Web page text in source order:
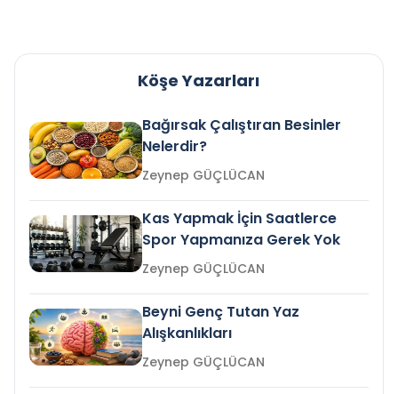
Köşe Yazarları
Bağırsak Çalıştıran Besinler
Nelerdir?
Zeynep GÜÇLÜCAN
Kas Yapmak İçin Saatlerce
Spor Yapmanıza Gerek Yok
Zeynep GÜÇLÜCAN
Beyni Genç Tutan Yaz
Alışkanlıkları
Zeynep GÜÇLÜCAN